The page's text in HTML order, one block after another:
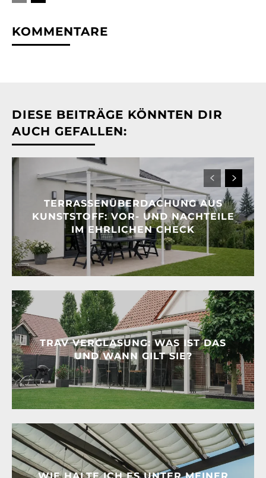
KOMMENTARE
DIESE BEITRÄGE KÖNNTEN DIR
AUCH GEFALLEN:
TERRASSENÜBERDACHUNG AUS
KUNSTSTOFF: VOR- UND NACHTEILE
IM EHRLICHEN CHECK
TRAV VERGLASUNG: WAS IST DAS
UND WANN GILT SIE?
WIE HALTE ICH ES UNTER MEINER